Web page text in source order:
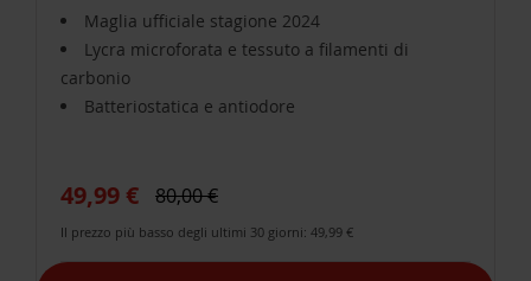
Maglia ufficiale stagione 2024
Lycra microforata e tessuto a filamenti di
carbonio
Batteriostatica e antiodore
49,99 € 80,00 €
Il prezzo più basso degli ultimi 30 giorni: 49,99 €